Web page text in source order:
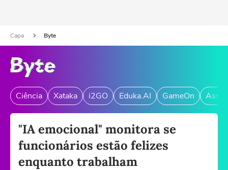
Capa Byte
Ciência Xataka i2GO Eduka.AI GameOn
"IA emocional" monitora se
funcionários estão felizes
enquanto trabalham